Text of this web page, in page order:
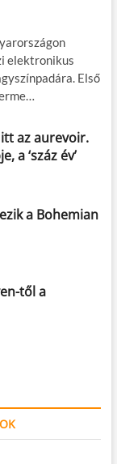
elektronikus
Első
az aurevoir.
a ‘száz év’
a Bohemian
től a